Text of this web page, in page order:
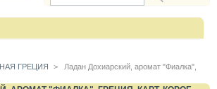
ГРЕЦИЯ >
Ладан Дохиарский, аромат "Фиалка",